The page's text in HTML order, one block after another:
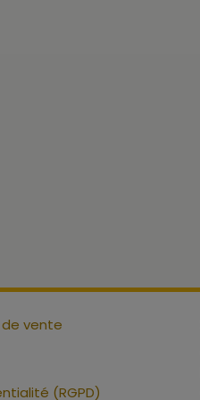
vente
(RGPD)